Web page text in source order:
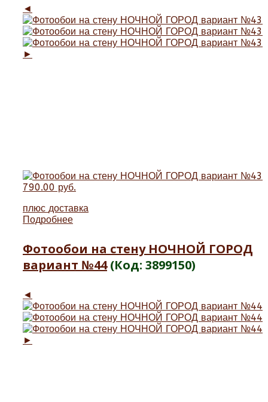
◄
►
790.00 руб.
плюс доставка
Подробнее
Фотообои на стену НОЧНОЙ ГОРОД
вариант №44 (Код: 3899150)
◄
►